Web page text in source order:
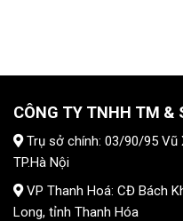
CÔNG TY TNHH TM &
Trụ sở chính: 03/90/95 Vũ
TP.Hà Nội
VP Thanh Hoá: CĐ Bách
Long, tỉnh Thanh Hóa